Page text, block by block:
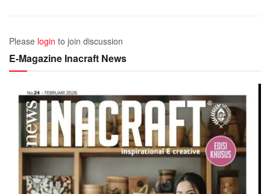
Please login to join discussion
E-Magazine Inacraft News